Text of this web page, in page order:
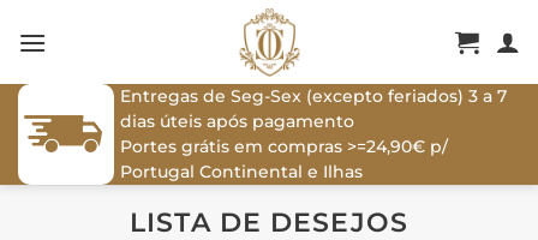
Entregas de Seg-Sex (excepto feriados) 3 a 7
dias úteis após pagamento
Portes grátis em compras >=24,90€ p/
Portugal Continental e Ilhas
LISTA DE DESEJOS